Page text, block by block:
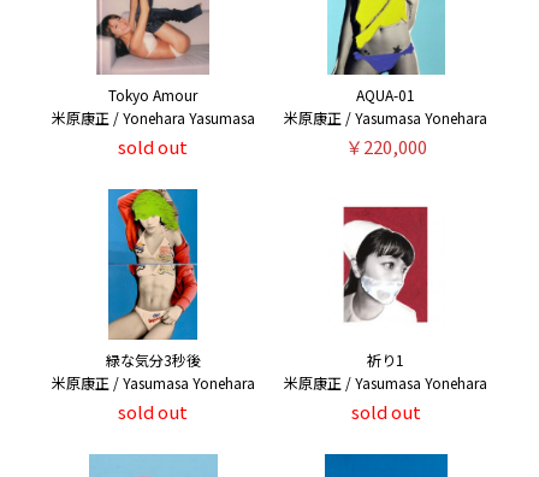
Tokyo Amour
米原康正 / Yonehara Yasumasa
sold out
AQUA-01
米原康正 / Yasumasa Yonehara
￥220,000
緑な気分3秒後
米原康正 / Yasumasa Yonehara
sold out
祈り1
米原康正 / Yasumasa Yonehara
sold out